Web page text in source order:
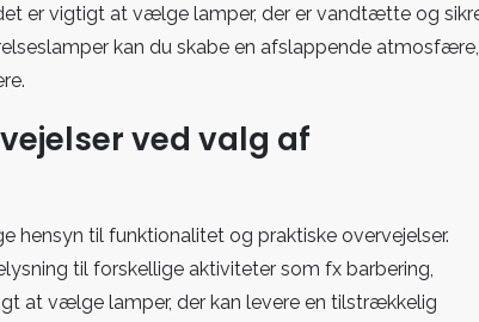
er vigtigt at vælge lamper, der er vandtætte og
kan du skabe en afslappende atmosfære,
ved valg af
til funktionalitet og praktiske overvejelser.
til forskellige aktiviteter som fx barbering,
at vælge lamper, der kan levere en tilstrækkelig